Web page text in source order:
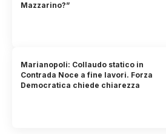
Mazzarino?”
Marianopoli: Collaudo statico in
Contrada Noce a fine lavori. Forza
Democratica chiede chiarezza